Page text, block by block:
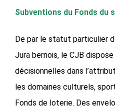
Subventions du Fonds du
De par le statut particulier
Jura bernois, le CJB
décisionnelles dans
les domaines culturels,
Fonds de loterie. Des